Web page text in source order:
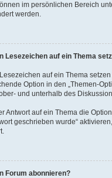
im persönlichen Bereich
werden.
Lesezeichen auf ein Thema
auf ein Thema
Option in den „Themen-
und unterhalb des
Antwort auf ein Thema die
geschrieben wurde“
Forum abonnieren?